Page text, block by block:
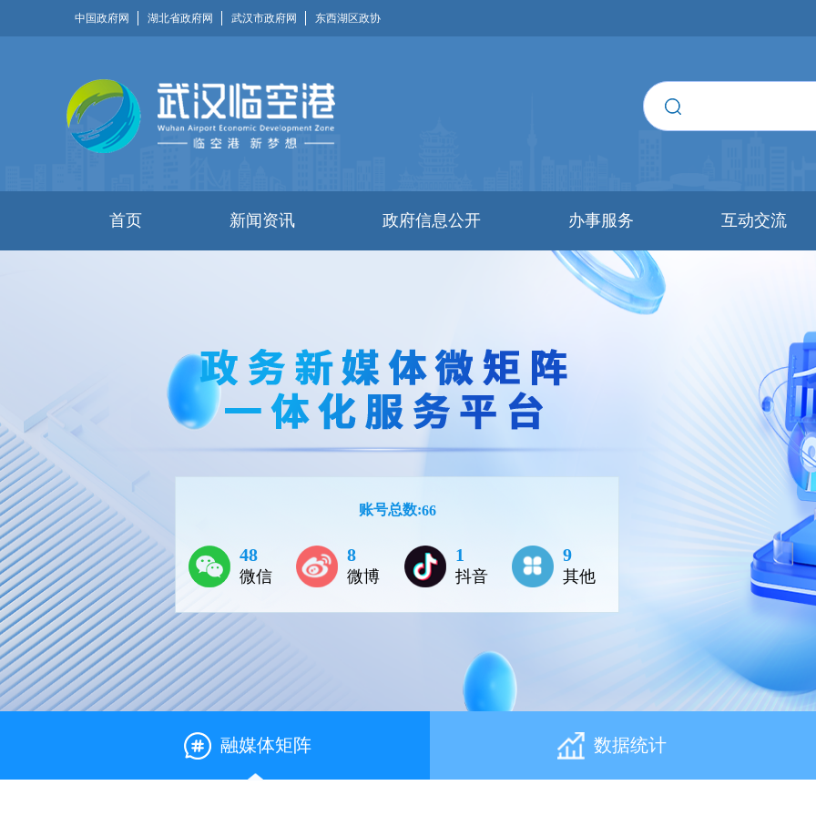
中国政府网 湖北省政府网 武汉市政府网 东西湖区政协
首页 新闻资讯 政府信息公开 办事服务 互动交流
账号总数:66
48
微信
8
微博
1
抖音
9
其他
融媒体矩阵 数据统计